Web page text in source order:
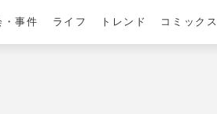
・事件 ライフ トレンド コミックス